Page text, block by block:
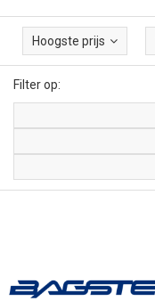
Hoogste prijs
Filter op: